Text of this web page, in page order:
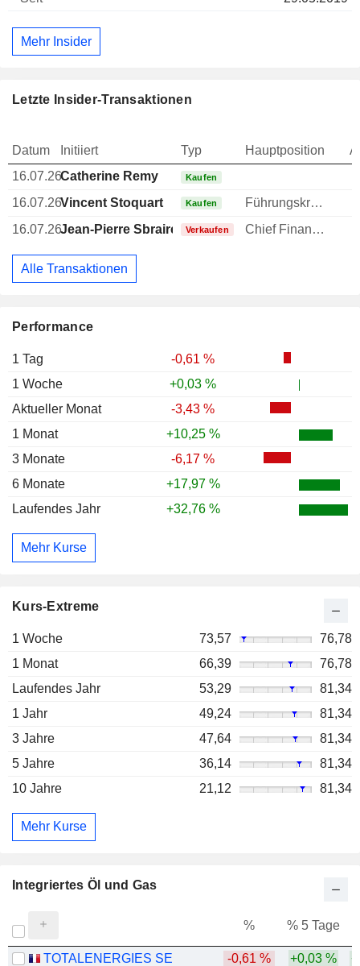
Performance
1 Tag
-0,61 %
1 Woche
+0,03 %
Aktueller Monat
-3,43 %
1 Monat
+10,25 %
3 Monate
-6,17 %
6 Monate
+17,97 %
Laufendes Jahr
+32,76 %
Mehr Kurse
Kurs-Extreme
1 Woche 73,57
76,78
1 Monat
66,39
76,78
Laufendes Jahr
53,29
81,34
1 Jahr
49,24
81,34
3 Jahre
47,64
81,34
5 Jahre
36,14
81,34
10 Jahre
21,12 81,34
Mehr Kurse
Mehr Insider
Letzte Insider-Transaktionen
Datum Initiiert Typ Hauptposition
16.07.26Catherine Remy Kaufen
16.07.26Vincent Stoquart Kaufen
Führungskraft / leitender Angestellter
16.07.26Jean-Pierre Sbraire Verkaufen Chief Financial Officer (CFO)
Alle Transaktionen
Integriertes Öl und Gas
% % 5 Tage
TOTALENERGIES SE -0,61 % +0,03 %